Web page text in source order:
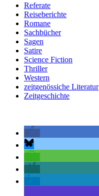
Referate
Reiseberichte
Romane
Sachbücher
Sagen
Satire
Science Fiction
Thriller
Western
zeitgenössiche Literatur
Zeitgeschichte